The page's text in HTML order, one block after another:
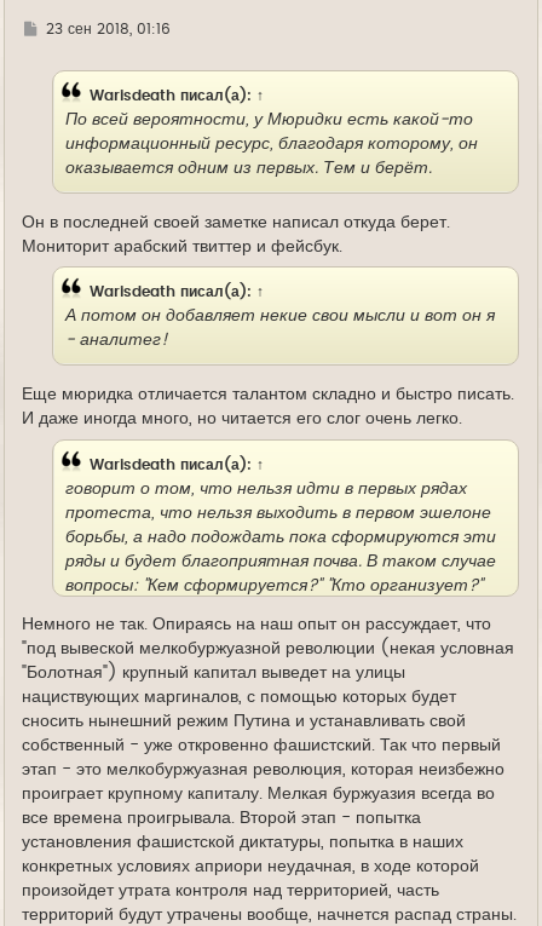
Г23 сен 2018, 01:16
Warisdeath писал(а): ↑
По всей вероятности, у Мюридки есть какой-то
информационный ресурс, благодаря которому, он
оказывается одним из первых. Тем и берёт.
Он в последней своей заметке написал откуда берет.
Мониторит арабский твиттер и фейсбук.
Warisdeath писал(а): ↑
А потом он добавляет некие свои мысли и вот он я
- аналитег!
Еще мюридка отличается талантом складно и быстро писать.
И даже иногда много, но читается его слог очень легко.
Warisdeath писал(а): ↑
говорит о том, что нельзя идти в первых рядах
протеста, что нельзя выходить в первом эшелоне
борьбы, а надо подождать пока сформируются эти
ряды и будет благоприятная почва. В таком случае
вопросы: "Кем сформируется?" "Кто организует?"
прихыльныкамы Мюрида надо бы задуматься. Он
побуждает, но сам не идет. Он критикует, но
инициативу в свои руки не берет.
Немного не так. Опираясь на наш опыт он рассуждает, что
"под вывеской мелкобуржуазной революции (некая условная
"Болотная") крупный капитал выведет на улицы
нациствующих маргиналов, с помощью которых будет
сносить нынешний режим Путина и устанавливать свой
собственный - уже откровенно фашистский. Так что первый
этап - это мелкобуржуазная революция, которая неизбежно
проиграет крупному капиталу. Мелкая буржуазия всегда во
все времена проигрывала. Второй этап - попытка
установления фашистской диктатуры, попытка в наших
конкретных условиях априори неудачная, в ходе которой
произойдет утрата контроля над территорией, часть
территорий будут утрачены вообще, начнется распад страны.